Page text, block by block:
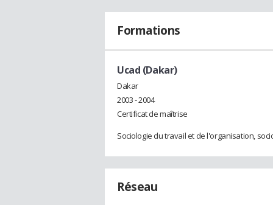
Formations
Ucad (Dakar)
Dakar
2003 - 2004
Certificat de maîtrise
Sociologie du travail et de l'organisation,
Réseau